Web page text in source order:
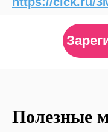
Полезные